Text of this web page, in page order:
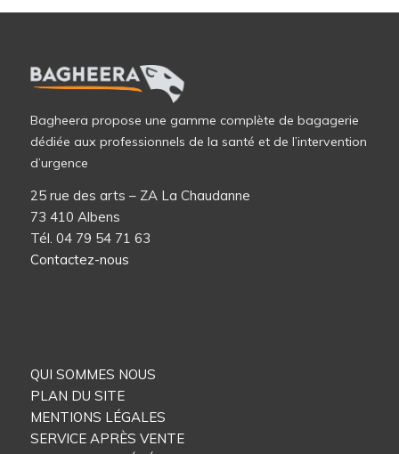
Bagheera propose une gamme complète de bagagerie
dédiée aux professionnels de la santé et de l’intervention
d’urgence
25 rue des arts – ZA La Chaudanne
73 410 Albens
Tél. 04 79 54 71 63
Contactez-nous
QUI SOMMES NOUS
PLAN DU SITE
MENTIONS LÉGALES
SERVICE APRÈS VENTE